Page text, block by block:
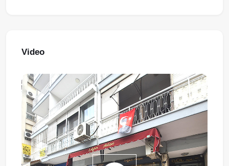
Video